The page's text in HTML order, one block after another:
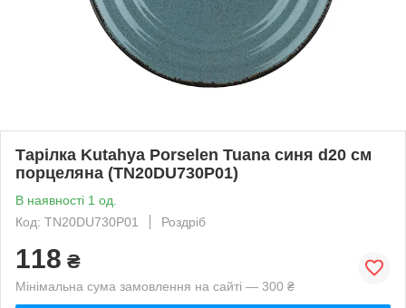
Тарілка Kutahya Porselen Tuana синя d20 см
порцеляна (TN20DU730P01)
В наявності 1 од.
Код: TN20DU730P01
Роздріб
118 ₴
Мінімальна сума замовлення на сайті — 300 ₴